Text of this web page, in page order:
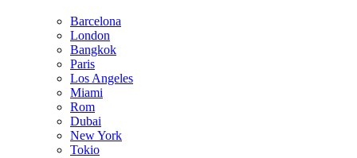
Barcelona
London
Bangkok
Paris
Los Angeles
Miami
Rom
Dubai
New York
Tokio